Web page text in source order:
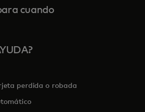
cuando
perdida o robada